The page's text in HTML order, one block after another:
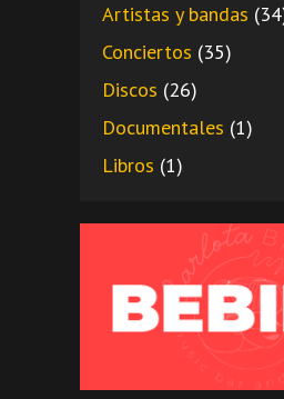
Artistas y bandas
Conciertos (35)
Discos (26)
Documentales (1)
Libros (1)